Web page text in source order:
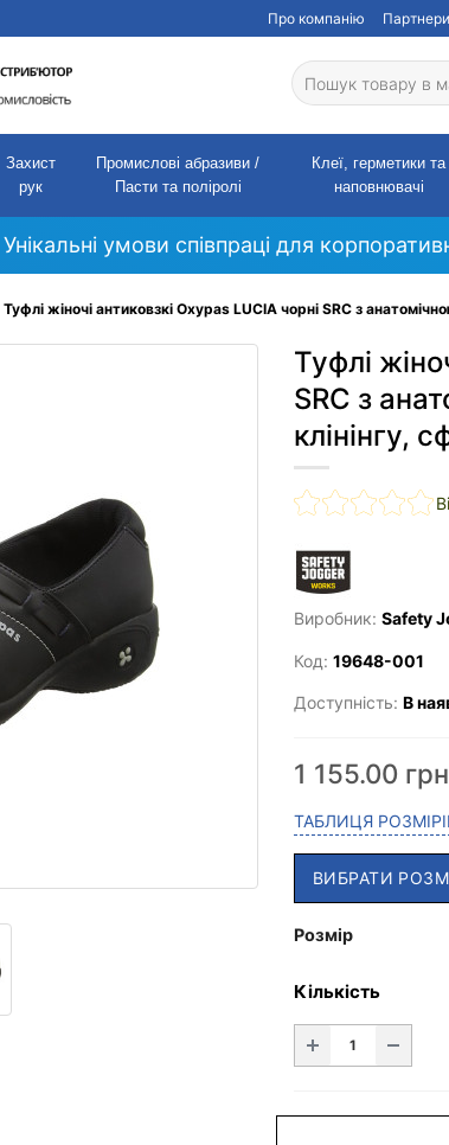
Про компанію Партнери
Захист
рук
Промислові абразиви /
Пасти та поліролі
Клеї, герметики та
наповнювачі
Унікальні умови співпраці для
Туфлі жіночі антиковзкі Oxypas LUCIA чорні SRC з
Туфлі
SRC з
клінінгу,
Виробник: Safety
Код: 19648-001
Доступність: В
1 155.00
ТАБЛИЦЯ
ВИБРАТИ
Розмір
Кількість